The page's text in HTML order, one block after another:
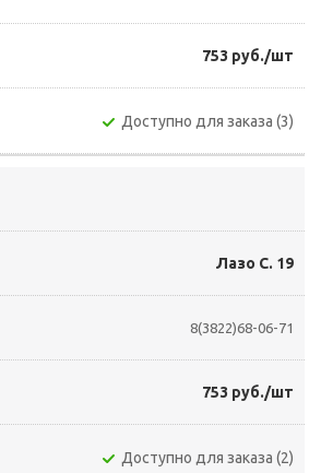
753 руб./шт
Доступно для заказа (3)
Лазо С. 19
8(3822)68-06-71
753 руб./шт
Доступно для заказа (2)